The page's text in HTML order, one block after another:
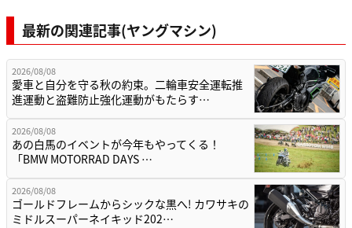
最新の関連記事(ヤングマシン)
2026/08/08
愛車と自分を守る秋の約束。二輪車安全運転推
進運動と盗難防止強化運動がもたらす…
2026/08/08
あの白馬のイベントが今年もやってくる！
「BMW MOTORRAD DAYS …
2026/08/08
ゴールドフレームからシックな黒へ! カワサキの
ミドルスーパーネイキッド202…